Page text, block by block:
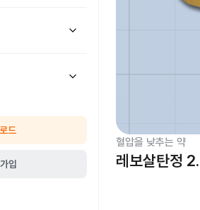
드
입
혈압을 낮추는 약
레보살탄정